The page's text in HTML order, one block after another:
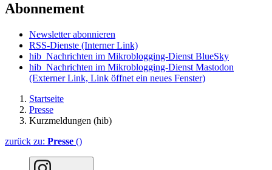
Abonnement
Newsletter abonnieren
RSS-Dienste (Interner Link)
hib_Nachrichten im Mikroblogging-Dienst BlueSky
hib_Nachrichten im Mikroblogging-Dienst Mastodon
(Externer Link, Link öffnet ein neues Fenster)
Startseite
Presse
Kurzmeldungen (hib)
zurück zu: Presse ()